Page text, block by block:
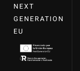
NEXT
GENERATION
EU